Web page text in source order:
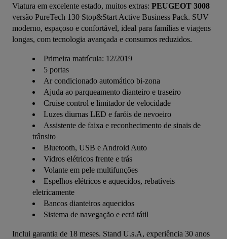
Viatura em excelente estado, muitos extras: PEUGEOT 3008
versão PureTech 130 Stop&Start Active Business Pack. SUV
moderno, espaçoso e confortável, ideal para famílias e viagens
longas, com tecnologia avançada e consumos reduzidos.
Primeira matrícula: 12/2019
5 portas
Ar condicionado automático bi-zona
Ajuda ao parqueamento dianteiro e traseiro
Cruise control e limitador de velocidade
Luzes diurnas LED e faróis de nevoeiro
Assistente de faixa e reconhecimento de sinais de
trânsito
Bluetooth, USB e Android Auto
Vidros elétricos frente e trás
Volante em pele multifunções
Espelhos elétricos e aquecidos, rebatíveis
eletricamente
Bancos dianteiros aquecidos
Sistema de navegação e ecrã tátil
Inclui garantia de 18 meses. Stand U.s.A, experiência 30 anos